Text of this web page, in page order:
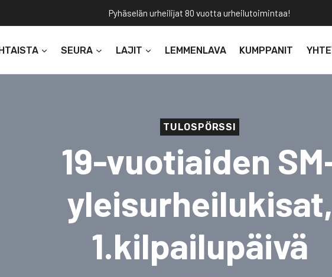
Pyhäselän urheilijat 80 vuotta urheilutoimintaa!
SEURA LAJIT LEMMENLAVA KUMPPANIT
TULOSPÖRSSI
19-vuotiaiden
1.kilpailupäivä